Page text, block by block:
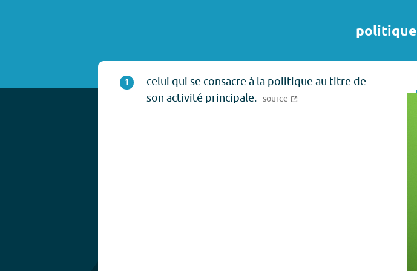
politique
1
celui qui se consacre à la politique au titre de
son activité principale. source